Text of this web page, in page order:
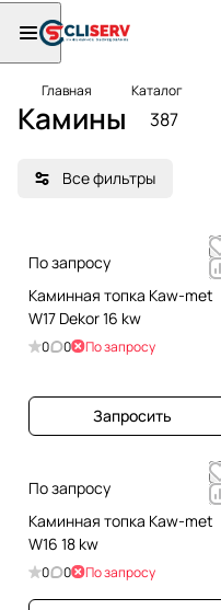
Главная Каталог
Камины 387
Все фильтры
По запросу
Каминная топка Kaw-met
W17 Dekor 16 kw
0 0 По запросу
Запросить
По запросу
Каминная топка Kaw-met
W16 18 kw
0 0 По запросу